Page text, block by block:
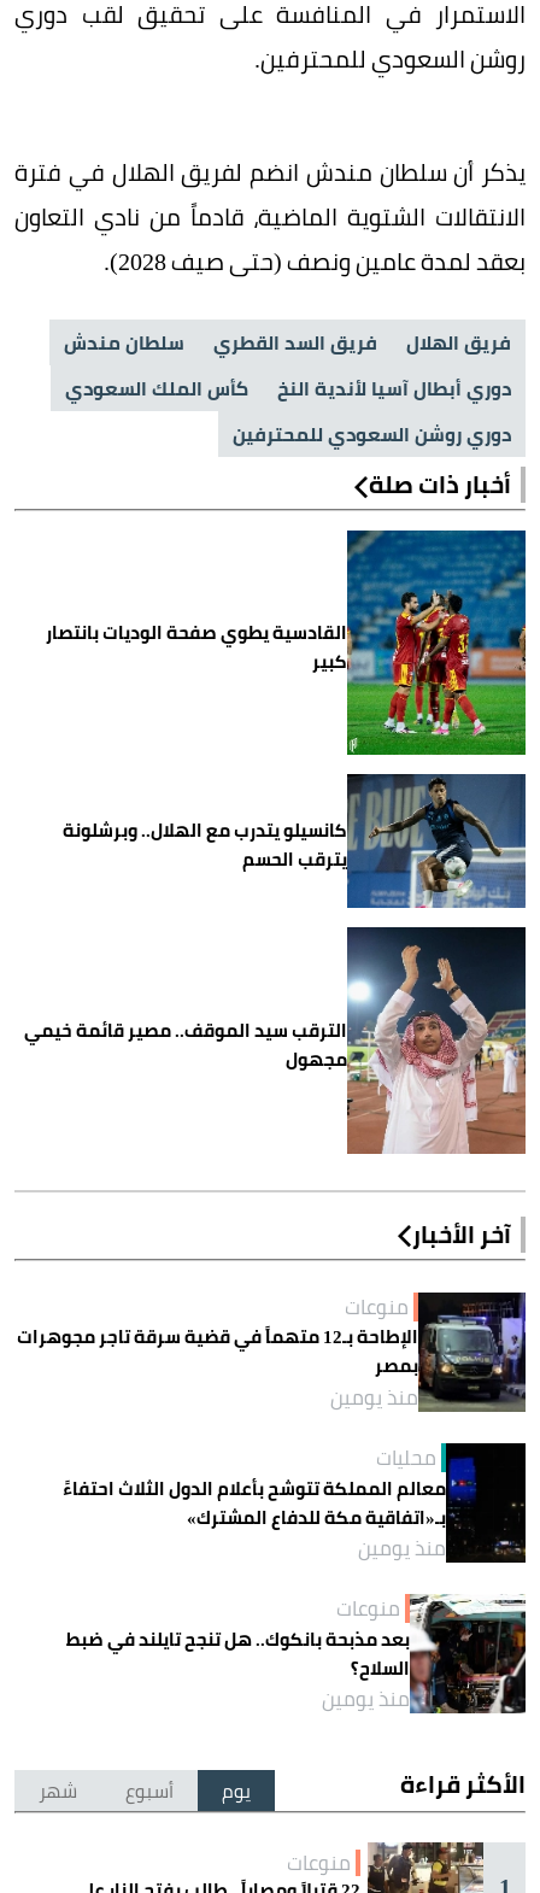
الاستمرار في المنافسة على تحقيق لقب دوري
روشن السعودي للمحترفين.
يذكر أن سلطان مندش انضم لفريق الهلال في فترة
الانتقالات الشتوية الماضية، قادماً من نادي التعاون
بعقد لمدة عامين ونصف (حتى صيف 2028).
فريق الهلال فريق السد القطري
سلطان مندش
دوري أبطال آسيا لأندية النخ
كأس الملك السعودي
دوري روشن السعودي للمحترفين
أخبار ذات صلة
القادسية يطوي صفحة الوديات بانتصار
كبير
كانسيلو يتدرب مع الهلال.. وبرشلونة
يترقب الحسم
الترقب سيد الموقف.. مصير قائمة خيمي
مجهول
آخر الأخبار
منوعات
الإطاحة بـ12 متهماً في قضية سرقة تاجر مجوهرات
بمصر
منذ يومين
محليات
معالم المملكة تتوشح بأعلام الدول الثلاث احتفاءً
بـ«اتفاقية مكة للدفاع المشترك»
منذ يومين
منوعات
بعد مذبحة بانكوك.. هل تنجح تايلند في ضبط
السلاح؟
منذ يومين
الأكثر قراءة يوم أسبوع شهر
منوعات